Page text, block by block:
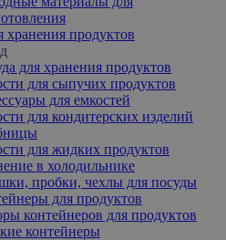
хранения продуктов
для хранения продуктов
для сыпучих продуктов
для емкостей
для кондитерских изделий
для жидких продуктов
в холодильнике
пробки, чехлы для посуды
для продуктов
контейнеров для продуктов
контейнеры